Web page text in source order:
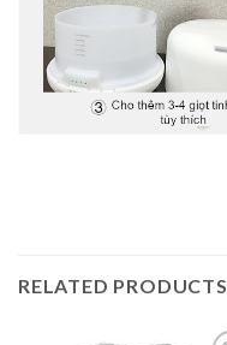
RELATED PRODUCTS